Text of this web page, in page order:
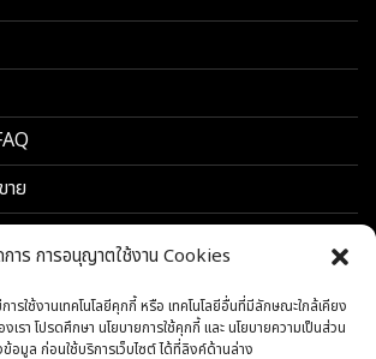
าร การอนุญาตใช้งาน Cookies
ารใช้งานเทคโนโลยีคุกกี้ หรือ เทคโนโลยีอื่นที่มีลักษณะใกล้เคียง
รา โปรดศึกษา นโยบายการใช้คุกกี้ และ นโยบายความเป็นส่วน
อมูล ก่อนใช้บริการเว็บไซต์ ได้ที่ลิงค์ด้านล่าง
าย